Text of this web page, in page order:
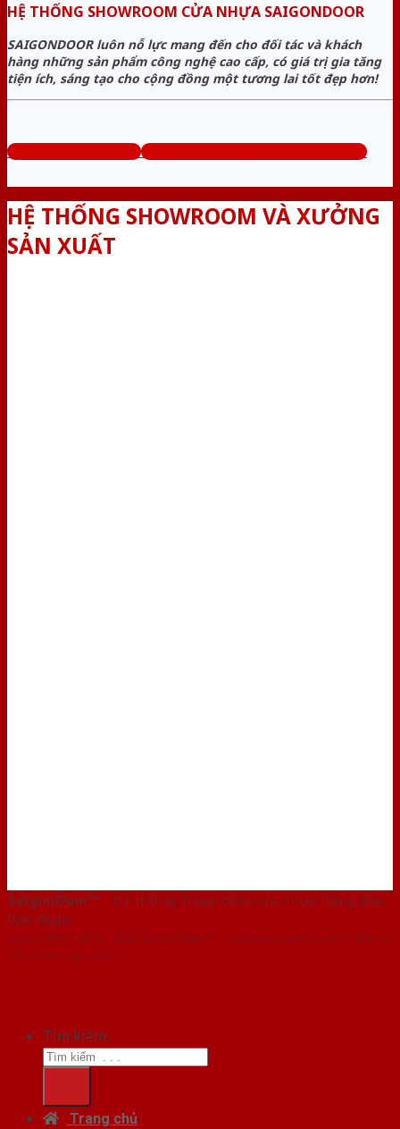
HỆ THỐNG SHOWROOM CỬA NHỰA SAIGONDOOR
SAIGONDOOR luôn nỗ lực mang đến cho đối tác và khách
hàng những sản phẩm công nghệ cao cấp, có giá trị gia tăng
tiện ích, sáng tạo cho cộng đồng một tương lai tốt đẹp hơn!
www.bancuanhua.com Tổng đài tư vấn miễn phí: 0824.400.400
HỆ THỐNG SHOWROOM VÀ XƯỞNG
SẢN XUẤT
SaigonDoor™ - Hệ thống Showroom cửa nhựa hàng đầu
Việt Nam
Copyright ⓒ 2016 – 2026 SaigonDoor™ - www.bancuanhua.com | Đơn vị
chủ quản SaigonDoor
Tìm kiếm:
Trang chủ